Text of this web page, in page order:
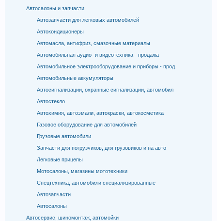
Автосалоны и запчасти
Автозапчасти для легковых автомобилей
Автокондиционеры
Автомасла, антифриз, смазочные материалы
Автомобильная аудио- и видеотехника - продажа
Автомобильное электрооборудование и приборы - прод
Автомобильные аккумуляторы
Автосигнализации, охранные сигнализации, автомобил
Автостекло
Автохимия, автоэмали, автокраски, автокосметика
Газовое оборудование для автомобилей
Грузовые автомобили
Запчасти для погрузчиков, для грузовиков и на авто
Легковые прицепы
Мотосалоны, магазины мототехники
Спецтехника, автомобили специализированные
Автозапчасти
Автосалоны
Автосервис, шиномонтаж, автомойки